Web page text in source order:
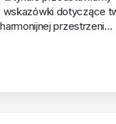
wskazówki dotyczące
przestrzeni…